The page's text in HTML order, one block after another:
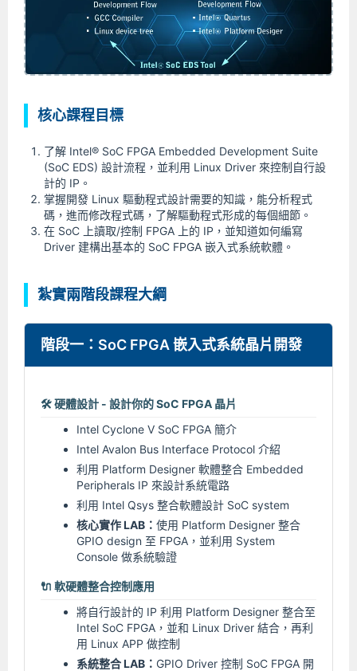
核心課程目標
了解 Intel® SoC FPGA Embedded Development Suite
(SoC EDS) 設計流程，並利用 Linux Driver 來控制自行設
計的 IP。
掌握開發 Linux 驅動程式設計需要的知識，能分析程式
碼，進而修改程式碼，了解驅動程式形成的每個細節。
在 SoC 上讀取/控制 FPGA 上的 IP，並知道如何編寫
Driver 建構出基本的 SoC FPGA 嵌入式系統軟體。
紮實兩階段課程大綱
階段一：SoC FPGA 嵌入式系統晶片開發
🛠️ 硬體設計 - 設計你的 SoC FPGA 晶片
Intel Cyclone V SoC FPGA 簡介
Intel Avalon Bus Interface Protocol 介紹
利用 Platform Designer 軟體整合 Embedded
Peripherals IP 來設計系統電路
利用 Intel Qsys 整合軟體設計 SoC system
核心實作 LAB： 使用 Platform Designer 整合
GPIO design 至 FPGA，並利用 System
Console 做系統驗證
🔌 軟硬體整合控制應用
將自行設計的 IP 利用 Platform Designer 整合至
Intel SoC FPGA，並和 Linux Driver 結合，再利
用 Linux APP 做控制
系統整合 LAB： GPIO Driver 控制 SoC FPGA 開